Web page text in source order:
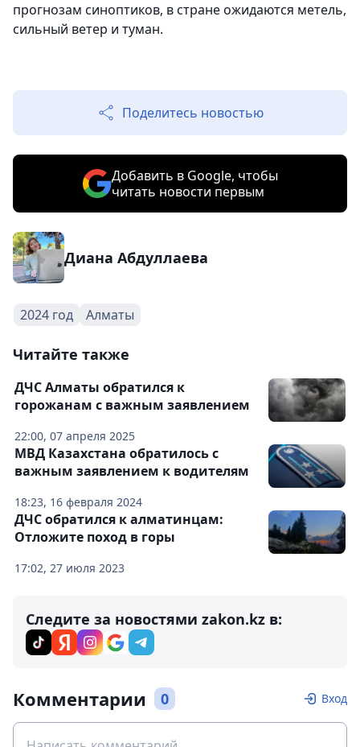
прогнозам синоптиков, в стране ожидаются метель,
сильный ветер и туман.
Поделитесь новостью
Добавить в Google, чтобы
читать новости первым
Диана Абдуллаева
2024 год Алматы
Читайте также
22:00, 07 апреля 2025
ДЧС Алматы обратился к
горожанам с важным заявлением
18:23, 16 февраля 2024
МВД Казахстана обратилось с
важным заявлением к водителям
17:02, 27 июля 2023
ДЧС обратился к алматинцам:
Отложите поход в горы
Следите за новостями zakon.kz в:
Комментарии 0 Вход